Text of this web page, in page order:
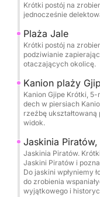
przystankiem.
umożliwić Ci
najczystszych
przerwami w
i Alevra Beach.
wodę
przybyć gotowy
Jednym z
św. Teodora i
wślizgując się do
doświadczyć ich
To wyjątkowa
Krótki postój na
jednocześnie
Plaża Jale
Krótki postój na
podziwianie
otaczających okolicę.
Kanion plaży
Kanion Gjipe Krótki,
dech w piersiach
rzeźbę
widok.
Jaskinia Piratów,
Jaskinia Piratów.
Jaskini Piratów i
Do jaskini wpłyniemy
do zrobienia
wyjątkowego i